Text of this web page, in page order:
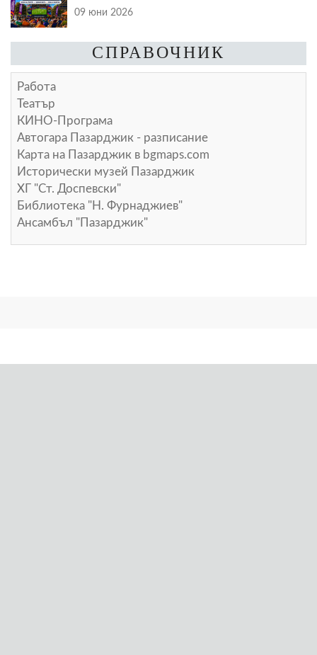
09 юни 2026
СПРАВОЧНИК
Работа
Театър
КИНО-Програма
Автогара Пазарджик - разписание
Карта на Пазарджик в bgmaps.com
Исторически музей Пазарджик
ХГ "Ст. Доспевски"
Библиотека "Н. Фурнаджиев"
Ансамбъл "Пазарджик"